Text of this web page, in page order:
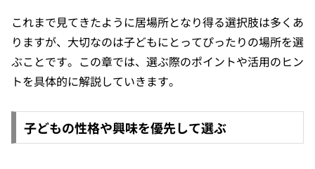
これまで見てきたように居場所となり得る選択肢は多くあ
りますが、大切なのは子どもにとってぴったりの場所を選
ぶことです。この章では、選ぶ際のポイントや活用のヒン
トを具体的に解説していきます。
子どもの性格や興味を優先して選ぶ